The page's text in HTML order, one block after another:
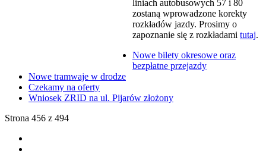
liniach autobusowych 57 i 80
zostaną wprowadzone korekty
rozkładów jazdy. Prosimy o
zapoznanie się z rozkładami tutaj.
Nowe bilety okresowe oraz
bezpłatne przejazdy
Nowe tramwaje w drodze
Czekamy na oferty
Wniosek ZRID na ul. Pijarów złożony
Strona 456 z 494